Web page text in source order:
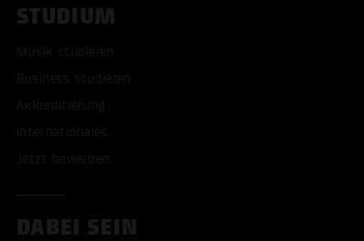
STUDIUM
Musik studieren
Business studieren
Akkreditierung
Internationales
Jetzt bewerben
DABEI SEIN